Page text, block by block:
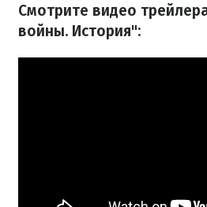
Смотрите видео
войны. История":